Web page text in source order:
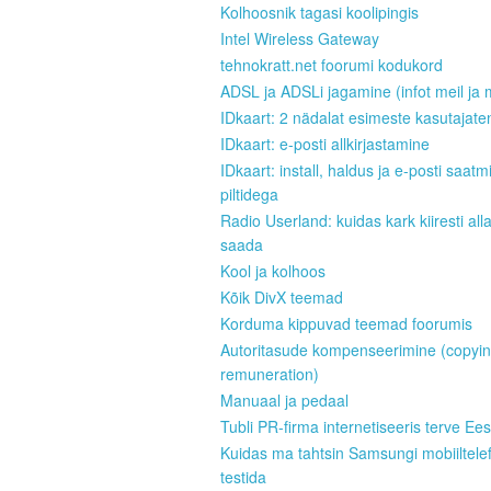
Kolhoosnik tagasi koolipingis
Intel Wireless Gateway
tehnokratt.net foorumi kodukord
ADSL ja ADSLi jagamine (infot meil ja
IDkaart: 2 nädalat esimeste
IDkaart: e-posti allkirjastamine
IDkaart: install, haldus ja e-posti
piltidega
Radio Userland: kuidas kark kiiresti alla
saada
Kool ja kolhoos
Kõik DivX teemad
Korduma kippuvad teemad foorumis
Autoritasude kompenseerimine
remuneration)
Manuaal ja pedaal
Tubli PR-firma internetiseeris terve
Kuidas ma tahtsin Samsungi
testida